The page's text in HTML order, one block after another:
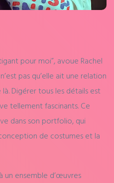
pour moi”, avoue Rachel
pas qu’elle ait une relation
Digérer tous les détails est
tellement fascinants. Ce
dans son portfolio, qui
de costumes et la
un ensemble d’œuvres